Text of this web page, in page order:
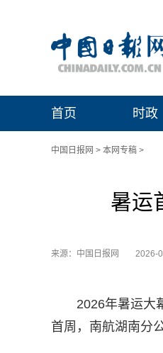
首页 时政
中国日报网 > 本网专稿 >
暑运
来源：中国日报网 2026-
2026年暑运大
首周，南航湖南分